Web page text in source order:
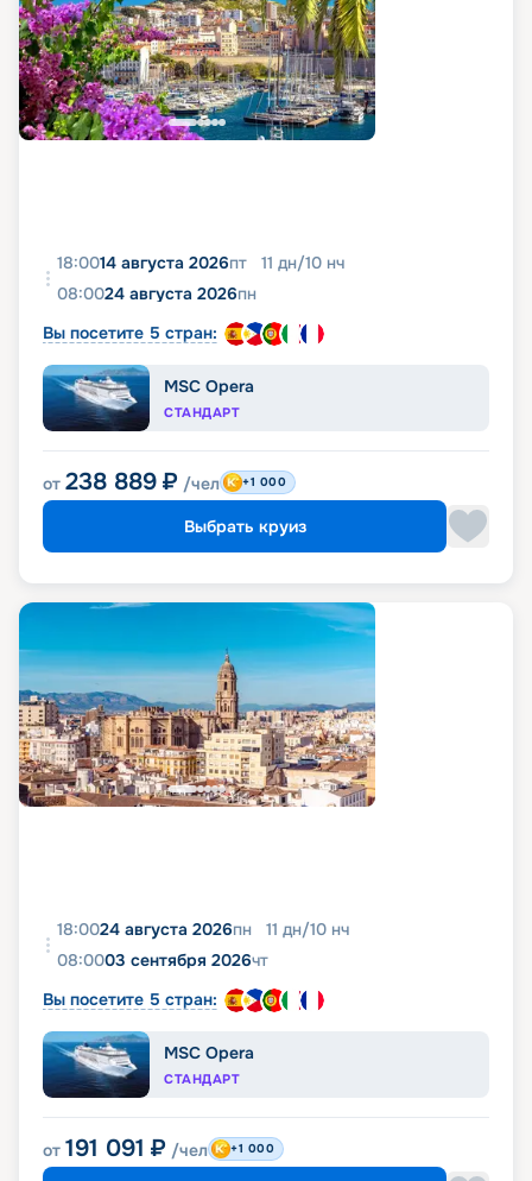
18:0014 августа 2026пт 11 дн/10 нч
08:0024 августа 2026пн
Вы посетите 5 стран:
MSC Opera
СТАНДАРТ
от 238 889 ₽ /чел +1 000
Выбрать круиз
18:0024 августа 2026пн 11 дн/10 нч
08:0003 сентября 2026чт
Вы посетите 5 стран:
MSC Opera
СТАНДАРТ
от 191 091 ₽ /чел +1 000